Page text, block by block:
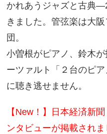
かれあうジャズと古典
きました。管弦楽は大
団。
小曽根がピアノ、鈴木
ーツァルト「２台のピ
に聴き逃せません。
【New！】日本経済新
ンタビューが掲載され